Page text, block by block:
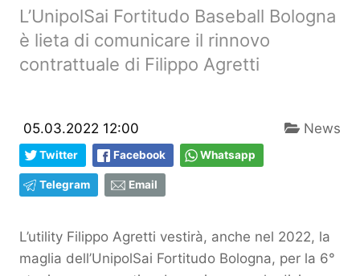
L’UnipolSai Fortitudo Baseball Bologna
è lieta di comunicare il rinnovo
contrattuale di Filippo Agretti
05.03.2022 12:00 News
Twitter Facebook Whatsapp
Telegram Email
L’utility Filippo Agretti vestirà, anche nel 2022, la
maglia dell’UnipolSai Fortitudo Bologna, per la 6°